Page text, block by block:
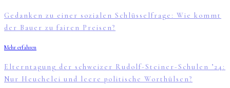
Gedanken zu einer sozialen Schlüsselfrage: Wie kommt
der Bauer zu fairen Preisen?
Mehr erfahren
Elterntagung der schweizer Rudolf-Steiner-Schulen ’24:
Nur Heuchelei und leere politische Worthülsen?